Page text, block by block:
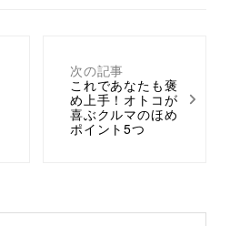
次の記事
これであなたも褒
め上手！オトコが
喜ぶクルマのほめ
ポイント5つ